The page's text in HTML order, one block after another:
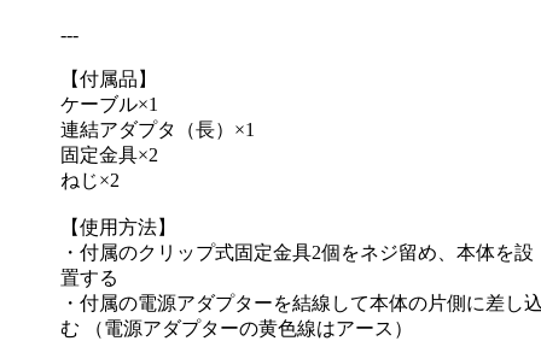
---
【付属品】
ケーブル×1
連結アダプタ（長）×1
固定金具×2
ねじ×2
【使用方法】
・付属のクリップ式固定金具2個をネジ留め、本体を設
置する
・付属の電源アダプターを結線して本体の片側に差し
む （電源アダプターの黄色線はアース）